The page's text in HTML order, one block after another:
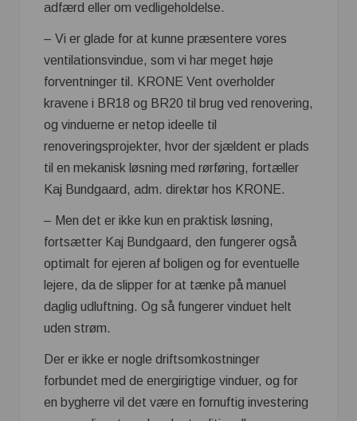
adfærd eller om vedligeholdelse.
– Vi er glade for at kunne præsentere vores
ventilationsvindue, som vi har meget høje
forventninger til. KRONE Vent overholder
kravene i BR18 og BR20 til brug ved renovering,
og vinduerne er netop ideelle til
renoveringsprojekter, hvor der sjældent er plads
til en mekanisk løsning med rørføring, fortæller
Kaj Bundgaard, adm. direktør hos KRONE.
– Men det er ikke kun en praktisk løsning,
fortsætter Kaj Bundgaard, den fungerer også
optimalt for ejeren af boligen og for eventuelle
lejere, da de slipper for at tænke på manuel
daglig udluftning. Og så fungerer vinduet helt
uden strøm.
Der er ikke er nogle driftsomkostninger
forbundet med de energirigtige vinduer, og for
en bygherre vil det være en fornuftig investering